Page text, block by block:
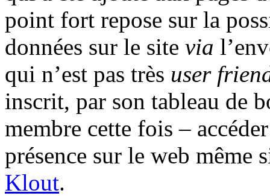
point fort repose sur la
données sur le site via
qui n’est pas très user
inscrit, par son tableau de
membre cette fois –
présence sur le web même
Klout.